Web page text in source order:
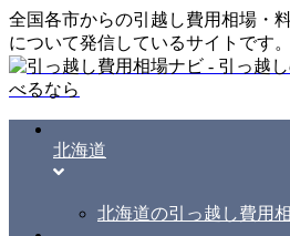
全国各市からの引越し費用相場・
について発信しているサイトです。
北海道
北海道の引っ越し費用